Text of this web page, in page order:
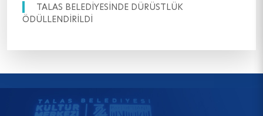
TALAS BELEDİYESİNDE DÜRÜSTLÜK
ÖDÜLLENDİRİLDİ